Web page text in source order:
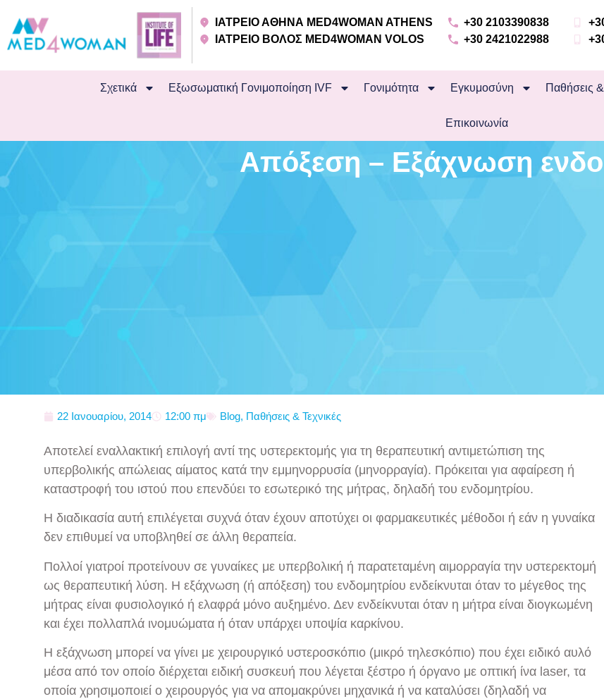
ΙΑΤΡΕΙΟ ΑΘΗΝΑ MED4WOMAN ATHENS
ΙΑΤΡΕΙΟ ΒΟΛΟΣ MED4WOMAN VOLOS
+30 2103390838
+30 2421022988
Σχετικά Εξωσωματική Γονιμοποίηση IVF Γονιμότητα Εγκυμοσύνη Παθήσεις &
Επικοινωνία
Απόξεση – Εξάχνωση
22 Ιανουαρίου, 2014 12:00 πμ Blog, Παθήσεις & Τεχνικές
Αποτελεί εναλλακτική επιλογή αντί της υστερεκτομής για τη θεραπευτική αντιμετώπιση της
υπερβολικής απώλειας αίματος κατά την εμμηνορρυσία (μηνορραγία). Πρόκειται για αφαίρεση ή
καταστροφή του ιστού που επενδύει το εσωτερικό της μήτρας, δηλαδή του ενδομητρίου.
Η διαδικασία αυτή επιλέγεται συχνά όταν έχουν αποτύχει οι φαρμακευτικές μέθοδοι ή εάν η γυναίκα
δεν επιθυμεί να υποβληθεί σε άλλη θεραπεία.
Πολλοί γιατροί προτείνουν σε γυναίκες με υπερβολική ή παρατεταμένη αιμορραγία την υστερεκτομή
ως θεραπευτική λύση. Η εξάχνωση (ή απόξεση) του ενδομητρίου ενδείκνυται όταν το μέγεθος της
μήτρας είναι φυσιολογικό ή ελαφρά μόνο αυξημένο. Δεν ενδείκνυται όταν η μήτρα είναι διογκωμένη
και έχει πολλαπλά ινομυώματα ή όταν υπάρχει υποψία καρκίνου.
Η εξάχνωση μπορεί να γίνει με χειρουργικό υστεροσκόπιο (μικρό τηλεσκόπιο) που έχει ειδικό αυλό
μέσα από τον οποίο διέρχεται ειδική συσκευή που λέγεται ξέστρο ή όργανο με οπτική ίνα laser, τα
οποία χρησιμοποιεί ο χειρουργός για να απομακρύνει μηχανικά ή να καταλύσει (δηλαδή να